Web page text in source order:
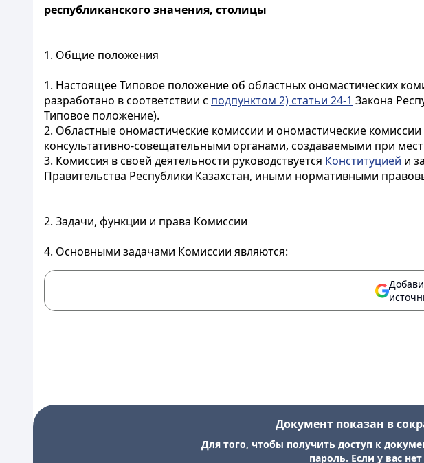
республиканского значения, столицы
1. Общие положения
1. Настоящее Типовое положение об областных ономастических
разработано в соответствии с подпунктом 2) статьи 24-1 Закона
Типовое положение).
2. Областные ономастические комиссии и ономастические
консультативно-совещательными органами, создаваемыми при
3. Комиссия в своей деятельности руководствуется Конституцией и
Правительства Республики Казахстан, иными нормативными
2. Задачи, функции и права Комиссии
4. Основными задачами Комиссии являются:
Документ показан в
Для того, чтобы получить доступ к
пароль. Если у вас